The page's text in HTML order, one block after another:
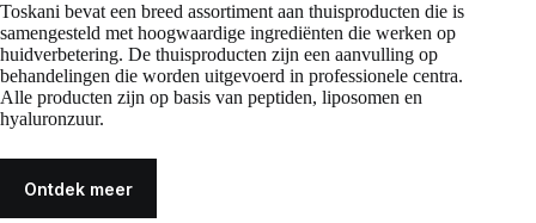
Toskani bevat een breed assortiment aan thuisproducten die is
samengesteld met hoogwaardige ingrediënten die werken op
huidverbetering. De thuisproducten zijn een aanvulling op
behandelingen die worden uitgevoerd in professionele centra.
Alle producten zijn op basis van peptiden, liposomen en
hyaluronzuur.
Ontdek meer